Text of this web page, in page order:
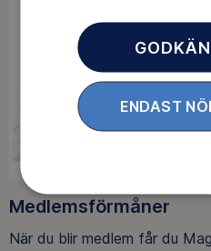
Medlemsförmåner
När du blir medlem får du
ENDAST